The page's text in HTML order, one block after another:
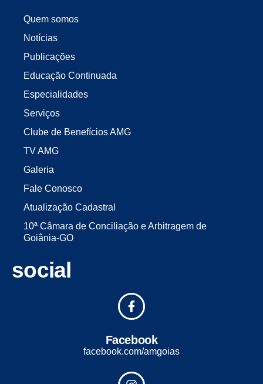
Quem somos
Notícias
Publicações
Educação Continuada
Especialidades
Serviços
Clube de Benefícios AMG
TV AMG
Galeria
Fale Conosco
Atualização Cadastral
10ª Câmara de Conciliação e Arbitragem de
Goiânia-GO
social
Facebook
facebook.com/amgoias